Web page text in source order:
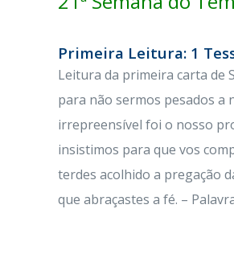
Primeira Leitura: 1
Leitura da primeira carta de
para não sermos pesados a
irrepreensível foi o nosso
insistimos para que vos
terdes acolhido a pregação
que abraçastes a fé. –